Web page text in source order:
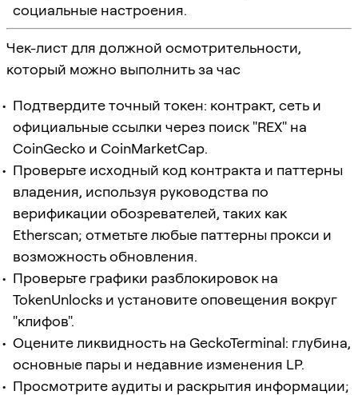
социальные настроения.
Чек-лист для должной осмотрительности,
который можно выполнить за час
Подтвердите точный токен: контракт, сеть и
официальные ссылки через поиск "REX" на
CoinGecko и CoinMarketCap.
Проверьте исходный код контракта и паттерны
владения, используя руководства по
верификации обозревателей, таких как
Etherscan; отметьте любые паттерны прокси и
возможность обновления.
Проверьте графики разблокировок на
TokenUnlocks и установите оповещения вокруг
"клифов".
Оцените ликвидность на GeckoTerminal: глубина,
основные пары и недавние изменения LP.
Просмотрите аудиты и раскрытия информации;